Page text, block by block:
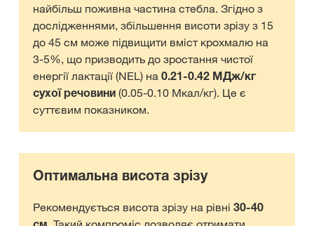
найбільш поживна частина стебла. Згідно з
дослідженнями, збільшення висоти зрізу з 15
до 45 см може підвищити вміст крохмалю на
3-5%, що призводить до зростання чистої
енергії лактації (NEL) на 0.21-0.42 МДж/кг
сухої речовини (0.05-0.10 Мкал/кг). Це є
суттєвим показником.
Оптимальна висота зрізу
Рекомендується висота зрізу на рівні 30-40